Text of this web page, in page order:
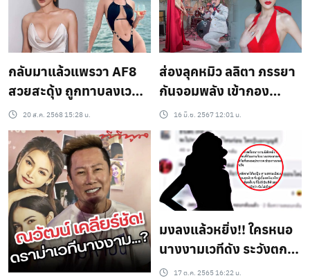
Winner”
กลับมาแล้วแพรวา AF8
สวยสะดุ้ง ถูกทาบลงเวที
นางงาม ปีนี้เชียร์ วีนาคว้า
มง
20 ส.ค. 2568 15:28 น.
ส่องลุคหมิว ลลิตา ภรรยา
กันจอมพลัง เข้ากอง
ประกวดวันแรก !
16 มิ.ย. 2567 12:01 น.
มงลงแล้วหยิ่ง!! ใครหนอ
นางงามเวทีดัง ระวังตก
ถังข้าวสาร คำใบ้มา
17 ต.ค. 2565 16:22 น.